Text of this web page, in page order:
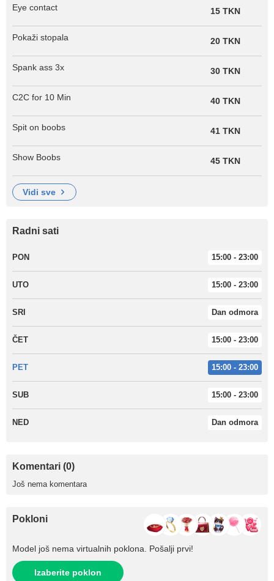
Eye contact 15 TKN
Pokaži stopala 20 TKN
Spank ass 3x 30 TKN
C2C for 10 Min 40 TKN
Spit on boobs 41 TKN
Show Boobs 45 TKN
vidi sve
Radni sati
PON 15:00 - 23:00
UTO 15:00 - 23:00
SRI Dan odmora
ČET 15:00 - 23:00
PET 15:00 - 23:00
SUB 15:00 - 23:00
NED Dan odmora
Komentari (0)
Još nema komentara
Pokloni
Model još nema virtualnih poklona. Pošalji prvi!
Izaberite poklon